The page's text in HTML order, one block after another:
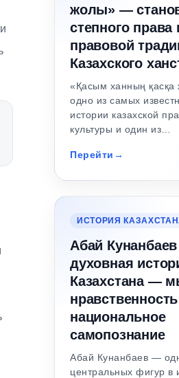
жолы» —
степного права
правовой
Казахского
«Қасым ханның
одно из самых
истории казахской
культуры и один из…
Перейти
ИСТОРИЯ
Абай
духовная
Казахстана —
национальное
самопознание
Абай Кунанбаев —
центральных фигур в